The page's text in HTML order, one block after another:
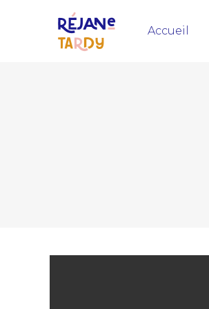
Accueil